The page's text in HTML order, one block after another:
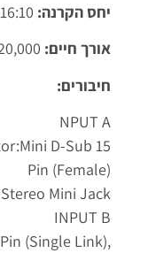
יחס הקרנה:
אורך חיים:
חיבורים:
NPUT A
D-Sub 15
Pin (female)
Mini Jack
INPUT B
(single Link),